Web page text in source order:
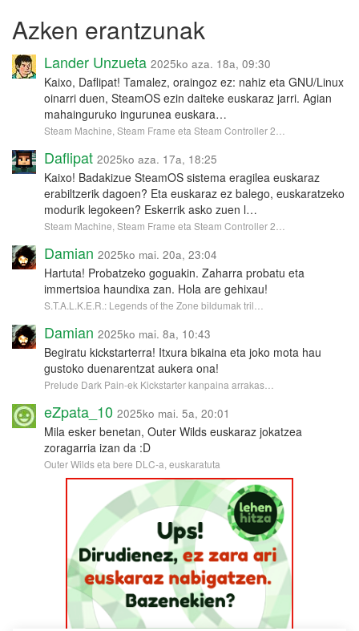
Azken erantzunak
Lander Unzueta 2025ko aza. 18a, 09:30
Kaixo, Daflipat! Tamalez, oraingoz ez: nahiz eta GNU/Linux
oinarri duen, SteamOS ezin daiteke euskaraz jarri. Agian
mahainguruko ingurunea euskara…
Steam Machine, Steam Frame eta Steam Controller 2…
Daflipat 2025ko aza. 17a, 18:25
Kaixo! Badakizue SteamOS sistema eragilea euskaraz
erabiltzerik dagoen? Eta euskaraz ez balego, euskaratzeko
modurik legokeen? Eskerrik asko zuen l…
Steam Machine, Steam Frame eta Steam Controller 2…
Damian 2025ko mai. 20a, 23:04
Hartuta! Probatzeko goguakin. Zaharra probatu eta
immertsioa haundixa zan. Hola are gehixau!
S.T.A.L.K.E.R.: Legends of the Zone bildumak tril…
Damian 2025ko mai. 8a, 10:43
Begiratu kickstarterra! Itxura bikaina eta joko mota hau
gustoko duenarentzat aukera ona!
Prelude Dark Pain-ek Kickstarter kanpaina arrakas…
eZpata_10 2025ko mai. 5a, 20:01
Mila esker benetan, Outer Wilds euskaraz jokatzea
zoragarria izan da :D
Outer Wilds eta bere DLC-a, euskaratuta